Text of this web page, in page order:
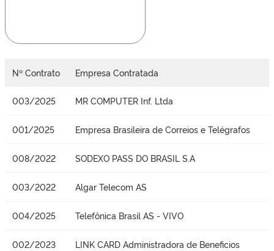
Nº Contrato Empresa Contratada
003/2025 MR COMPUTER Inf. Ltda
001/2025 Empresa Brasileira de Correios e Telégrafos
008/2022 SODEXO PASS DO BRASIL S.A
003/2022 Algar Telecom AS
004/2025 Telefônica Brasil AS - VIVO
002/2023
LINK CARD Administradora de Beneficios